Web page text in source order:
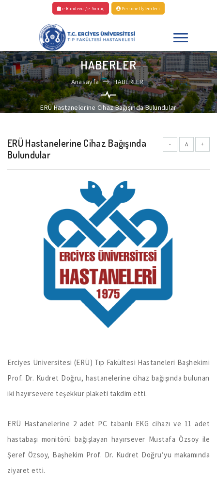
e-Randevu / e-Sonuç Personel İşlemleri
HABERLER
Anasayfa HABERLER
ERÜ Hastanelerine Cihaz Bağışında Bulundular
- A +
ERÜ Hastanelerine Cihaz Bağışında
Bulundular
Erciyes Üniversitesi (ERÜ) Tıp Fakültesi Hastaneleri Başhekimi
Prof. Dr. Kudret Doğru, hastanelerine cihaz bağışında bulunan
iki hayırsevere teşekkür plaketi takdim etti.
ERÜ Hastanelerine 2 adet PC tabanlı EKG cihazı ve 11 adet
hastabaşı monitörü bağışlayan hayırsever Mustafa Özsoy ile
Şeref Özsoy, Başhekim Prof. Dr. Kudret Doğru’yu makamında
ziyaret etti.